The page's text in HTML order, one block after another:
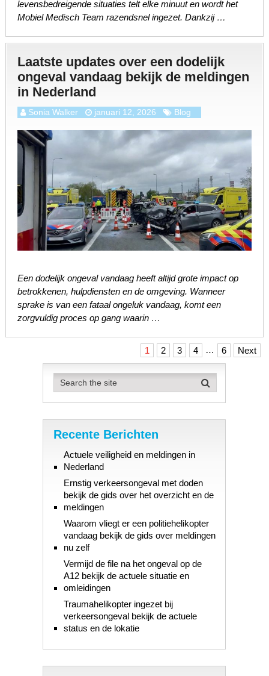
levensbedreigende situaties telt elke minuut en wordt het
Mobiel Medisch Team razendsnel ingezet. Dankzij …
Laatste updates over een dodelijk
ongeval vandaag bekijk de meldingen
in Nederland
Sonia Walker januari 12, 2026 Blog
Een dodelijk ongeval vandaag heeft altijd grote impact op
betrokkenen, hulpdiensten en de omgeving. Wanneer
sprake is van een fataal ongeluk vandaag, komt een
zorgvuldig proces op gang waarin …
paginering
1 2 3 4 … 6 Next
Recente Berichten
Actuele veiligheid en meldingen in
Nederland
Ernstig verkeersongeval met doden
bekijk de gids over het overzicht en de
meldingen
Waarom vliegt er een politiehelikopter
vandaag bekijk de gids over meldingen
nu zelf
Vermijd de file na het ongeval op de
A12 bekijk de actuele situatie en
omleidingen
Traumahelikopter ingezet bij
verkeersongeval bekijk de actuele
status en de lokatie